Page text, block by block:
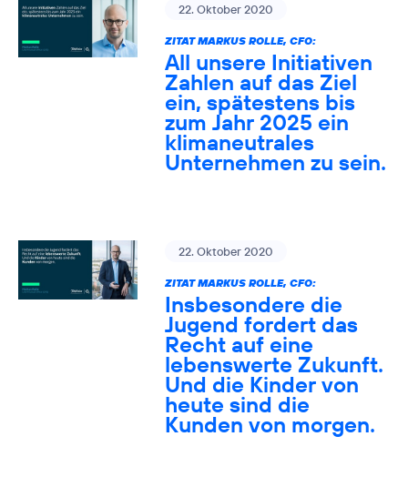
22. Oktober 2020
ZITAT MARKUS ROLLE, CFO:
All unsere Initiativen
Zahlen auf das Ziel
ein, spätestens bis
zum Jahr 2025 ein
klimaneutrales
Unternehmen zu sein.
22. Oktober 2020
ZITAT MARKUS ROLLE, CFO:
Insbesondere die
Jugend fordert das
Recht auf eine
lebenswerte Zukunft.
Und die Kinder von
heute sind die
Kunden von morgen.